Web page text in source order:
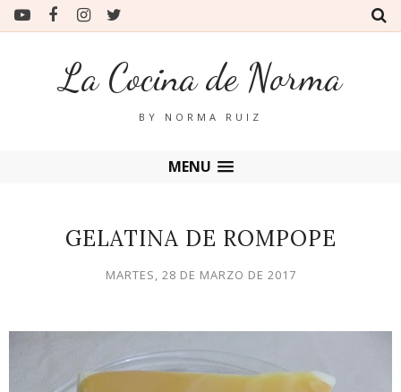
La Cocina de Norma
BY NORMA RUIZ
MENU
GELATINA DE ROMPOPE
MARTES, 28 DE MARZO DE 2017